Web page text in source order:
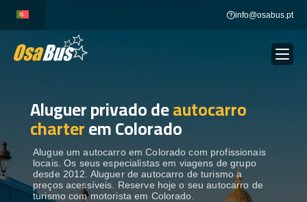
content
info@osabus.pt
ALUGUER DE AUTOCARROS
DESTINOS
FROTA
Aluguer privado deautocarro
charterem Colorado
Alugue um autocarro em Colorado com profissionais
locais. Os seus especialistas em viagens de grupo
desde 2012. Aluguer de autocarro de turismo a
preços acessíveis. Reserve hoje o seu autocarro de
turismo com motorista em Colorado.